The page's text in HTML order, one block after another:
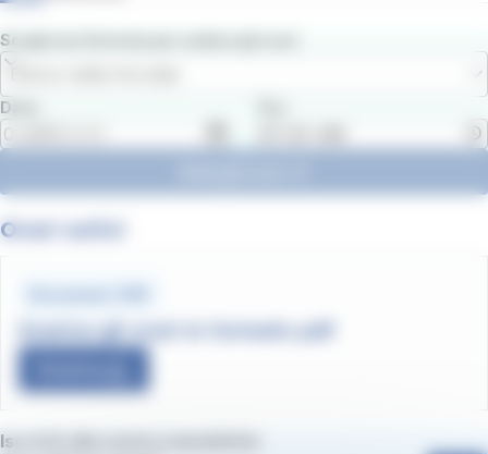
Scegli una fermata per vedere gli orari
Data
Orari estivi
Scarica gli orari in formato pdf
Iscriviti alla nostra newsletter